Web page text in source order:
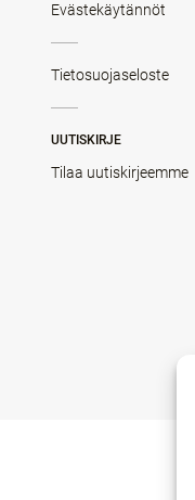
Evästekäytännöt
Tietosuojaseloste
UUTISKIRJE
Tilaa uutiskirjeemme